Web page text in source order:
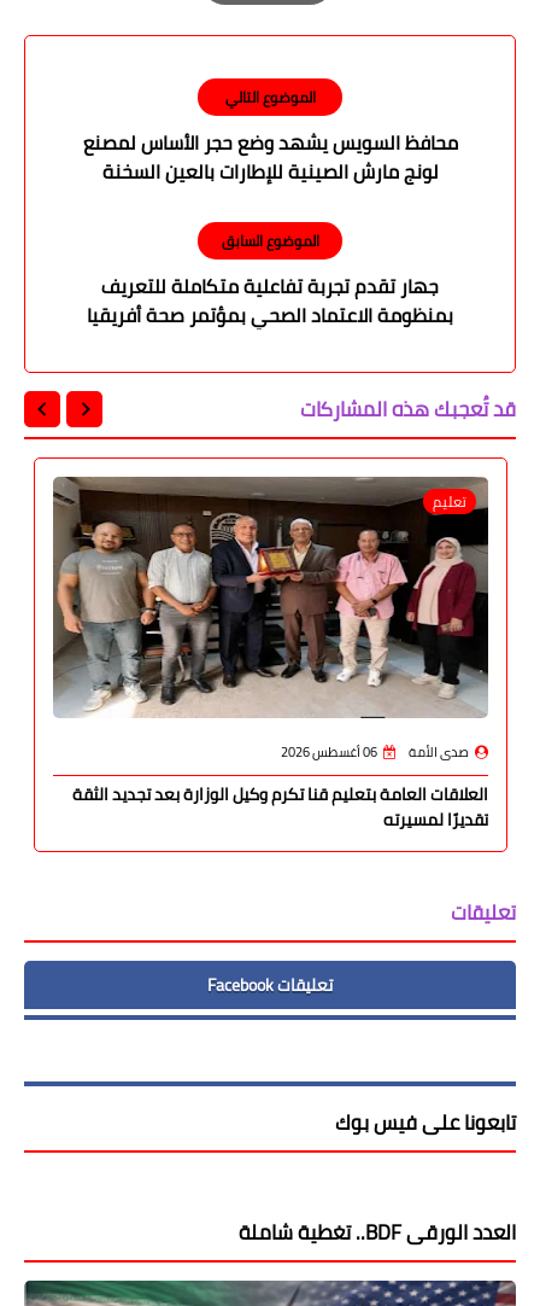
Print
الموضوع التالي
محافظ السويس يشهد وضع حجر الأساس لمصنع
لونج مارش الصينية للإطارات بالعين السخنة
الموضوع السابق
جهار تقدم تجربة تفاعلية متكاملة للتعريف
بمنظومة الاعتماد الصحي بمؤتمر صحة أفريقيا
قد تُعجبك هذه المشاركات
تعليم
صدى الأمة 06 أغسطس 2026
العلاقات العامة بتعليم قنا تكرم وكيل الوزارة بعد تجديد الثقة
تقديرًا لمسيرته
تعليقات
تعليقات Facebook
تابعونا على فيس بوك
العدد الورقى BDF.. تغطية شاملة